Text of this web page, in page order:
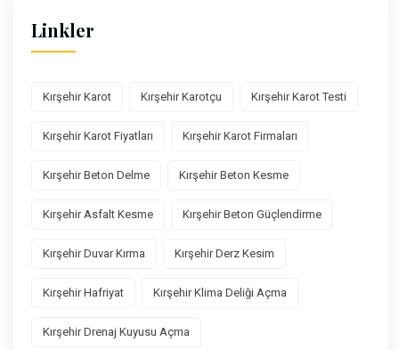
Linkler
Kırşehir Karot Kırşehir Karotçu Kırşehir Karot Testi
Kırşehir Karot Fiyatları Kırşehir Karot Firmaları
Kırşehir Beton Delme Kırşehir Beton Kesme
Kırşehir Asfalt Kesme Kırşehir Beton Güçlendirme
Kırşehir Duvar Kırma Kırşehir Derz Kesim
Kırşehir Hafriyat Kırşehir Klima Deliği Açma
Kırşehir Drenaj Kuyusu Açma